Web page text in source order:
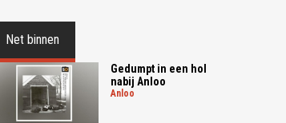
Net binnen
Gedumpt in een hol
nabij Anloo
anloo